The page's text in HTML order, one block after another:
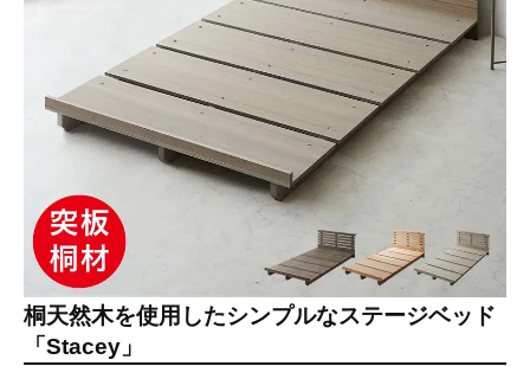
桐天然木を使用したシンプルなステージベッド
「Stacey」